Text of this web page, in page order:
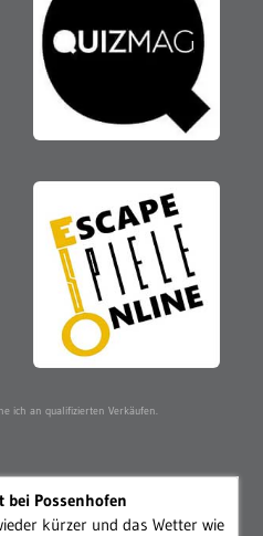
ich an qualifizierten Verkäufen.
bei Possenhofen
kürzer und das Wetter wie